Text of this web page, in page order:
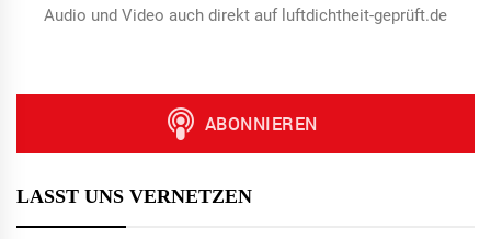
Audio und Video auch direkt auf luftdichtheit-geprüft.de
LASST UNS VERNETZEN